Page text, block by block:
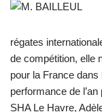
régates
de compétition, elle
pour la France dans
performance de
SHA Le Havre,